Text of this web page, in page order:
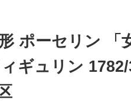
ポーセリン 「
ギュリン 1782/